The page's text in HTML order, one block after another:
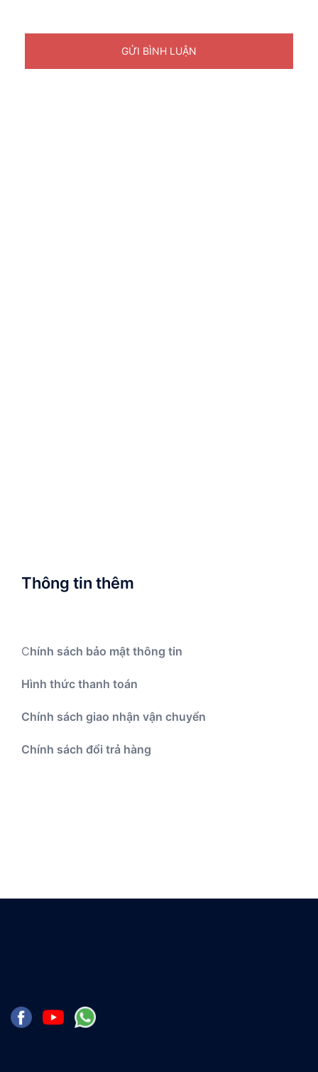
Thông tin thêm
Chính sách bảo mật thông tin
Hình thức thanh toán
Chính sách giao nhận vận chuyển
Chính sách đổi trả hàng